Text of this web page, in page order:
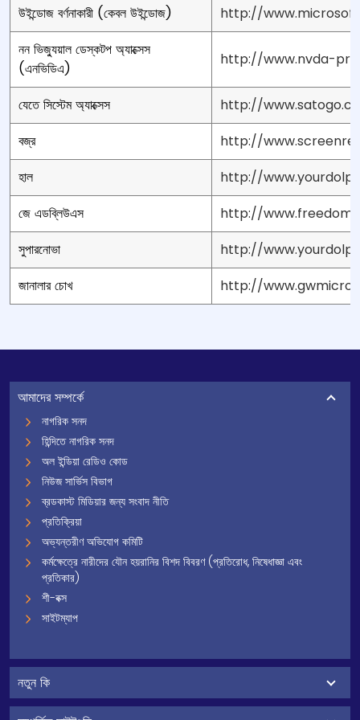
উইন্ডোজ বর্ণনাকারী (কেবল উইন্ডোজ)
http://
নন ভিজ্যুয়াল ডেস্কটপ অ্যাক্সেস
(এনভিডিএ)
http://www.nvda-
যেতে সিস্টেম অ্যাক্সেস
http://
বজ্র
http://
হাল
http://
জে এডব্লিউএস
http://
সুপারনোভা
http://
জানালার চোখ
http://
আমাদের সম্পর্কে
নাগরিক সনদ
হিন্দিতে নাগরিক সনদ
অল ইন্ডিয়া রেডিও কোড
নিউজ সার্ভিস বিভাগ
ব্রডকাস্ট মিডিয়ার জন্য সংবাদ নীতি
প্রতিক্রিয়া
অভ্যন্তরীণ অভিযোগ কমিটি
কর্মক্ষেত্রে নারীদের যৌন হয়রানির বিশদ বিবরণ (প্রতিরোধ, নিষেধাজ্ঞা এবং
প্রতিকার)
শী-বক্স
সাইটম্যাপ
নতুন কি